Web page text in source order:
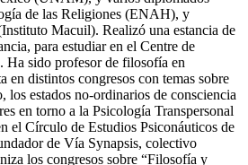
de las Religiones (ENAH), y
Macuil). Realizó una estancia de
para estudiar en el Centre de
Ha sido profesor de filosofía en
en distintos congresos con temas sobre
los estados no-ordinarios de consciencia
en torno a la Psicología Transpersonal
el Círculo de Estudios Psiconáuticos de
de Vía Synapsis, colectivo
los congresos sobre “Filosofía y